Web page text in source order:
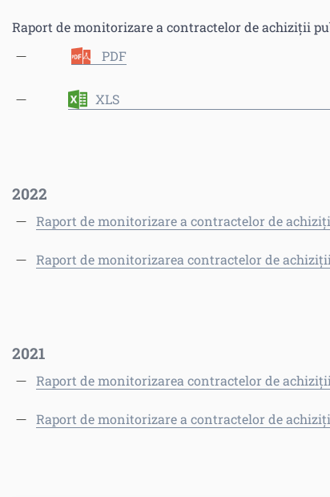
Raport de monitorizare a contractelor de achiziții
PDF
XLS
2022
Raport de monitorizare a contractelor de
Raport de monitorizarea contractelor de
2021
Raport de monitorizarea contractelor de
Raport de monitorizare a contractelor de